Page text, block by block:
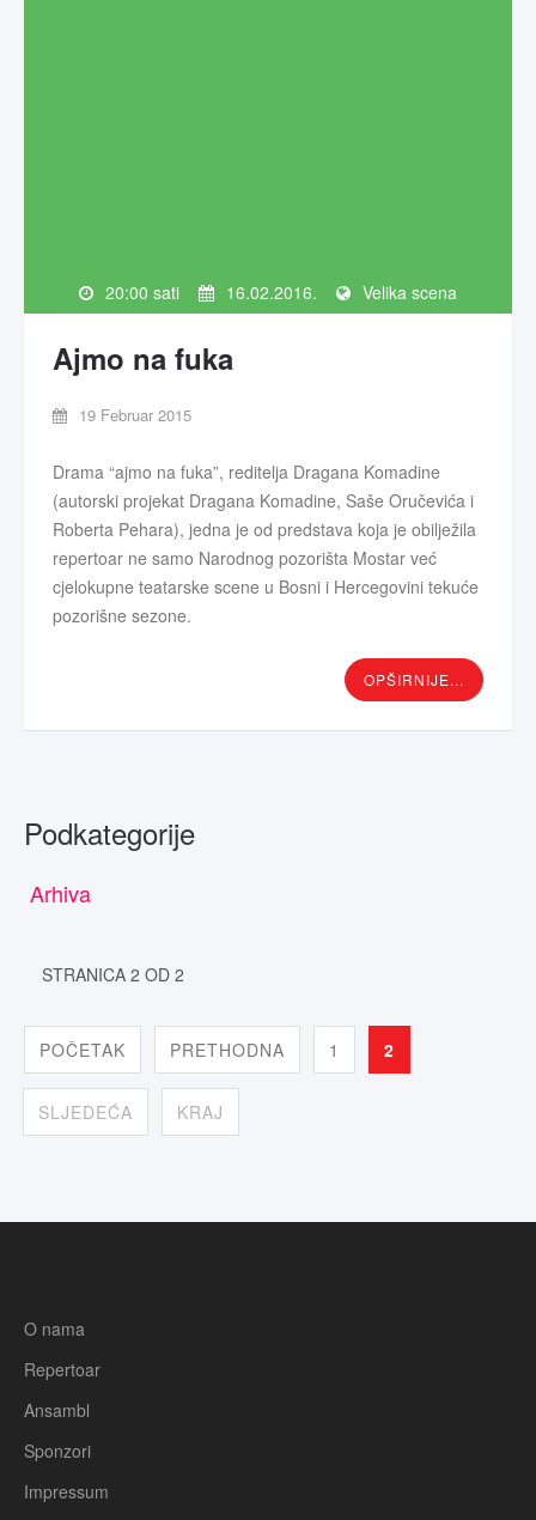
20:00 sati 16.02.2016. Velika scena
Ajmo na fuka
19 Februar 2015
Drama “ajmo na fuka”, reditelja Dragana Komadine
(autorski projekat Dragana Komadine, Saše Oručevića i
Roberta Pehara), jedna je od predstava koja je obilježila
repertoar ne samo Narodnog pozorišta Mostar već
cjelokupne teatarske scene u Bosni i Hercegovini tekuće
pozorišne sezone.
OPŠIRNIJE...
Podkategorije
Arhiva
STRANICA 2 OD 2
POČETAK PRETHODNA 1 2
SLJEDEĆA KRAJ
O nama
Repertoar
Ansambl
Sponzori
Impressum